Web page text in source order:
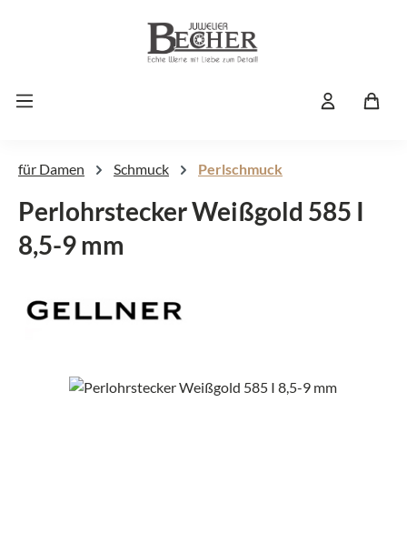
Zum Hauptinhalt springen
für Damen Schmuck Perlschmuck
Perlohrstecker Weißgold 585 I
8,5-9 mm
Bildergalerie überspringen